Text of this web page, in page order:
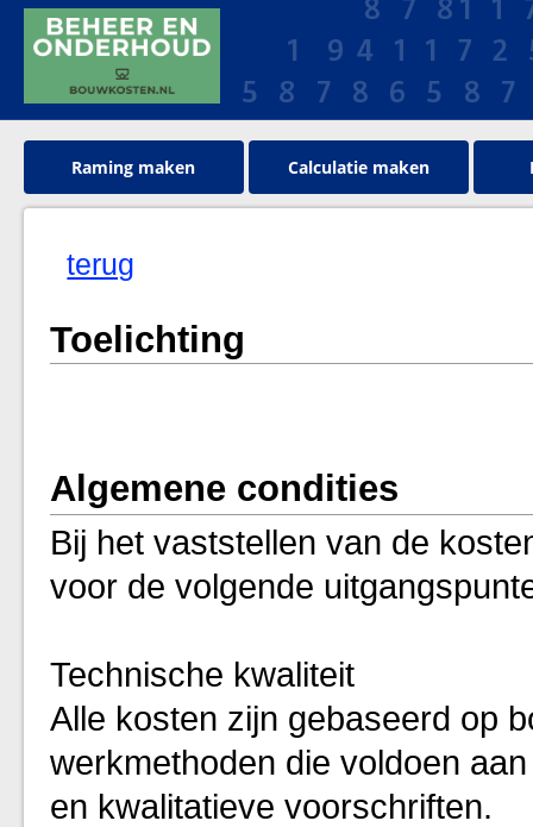
Raming maken Calculatie maken
terug
Toelichting
Algemene condities
Bij het vaststellen van de
voor de volgende
Technische kwaliteit
Alle kosten zijn gebaseerd op
werkmethoden die voldoen
en kwalitatieve voorschriften.